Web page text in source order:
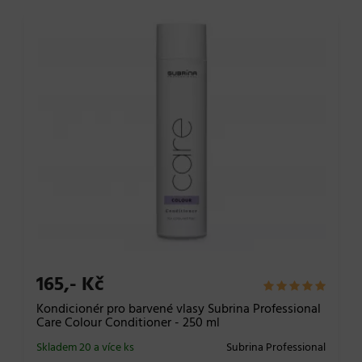
165,- Kč
Kondicionér pro barvené vlasy Subrina Professional
Care Colour Conditioner - 250 ml
Subrina Professional
Skladem 20 a více ks